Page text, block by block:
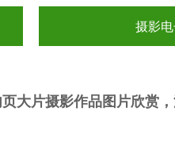
摄影
大片摄影作品图片欣赏